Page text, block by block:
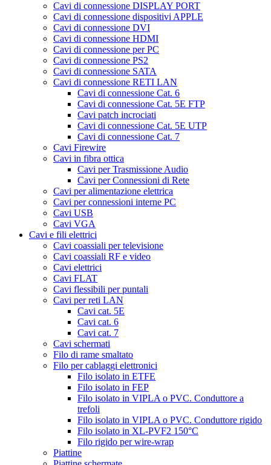
Cavi di connessione DISPLAY PORT
Cavi di connessione dispositivi APPLE
Cavi di connessione DVI
Cavi di connessione HDMI
Cavi di connessione per PC
Cavi di connessione PS2
Cavi di connessione SATA
Cavi di connessione RETI LAN
Cavi di connessione Cat. 6
Cavi di connessione Cat. 5E FTP
Cavi patch incrociati
Cavi di connessione Cat. 5E UTP
Cavi di connessione Cat. 7
Cavi Firewire
Cavi in fibra ottica
Cavi per Trasmissione Audio
Cavi per Connessioni di Rete
Cavi per alimentazione elettrica
Cavi per connessioni interne PC
Cavi USB
Cavi VGA
Cavi e fili elettrici
Cavi coassiali per televisione
Cavi coassiali RF e video
Cavi elettrici
Cavi FLAT
Cavi flessibili per puntali
Cavi per reti LAN
Cavi cat. 5E
Cavi cat. 6
Cavi cat. 7
Cavi schermati
Filo di rame smaltato
Filo per cablaggi elettronici
Filo isolato in ETFE
Filo isolato in FEP
Filo isolato in VIPLA o PVC. Conduttore a
trefoli
Filo isolato in VIPLA o PVC. Conduttore rigido
Filo isolato in XL-PVF2 150°C
Filo rigido per wire-wrap
Piattine